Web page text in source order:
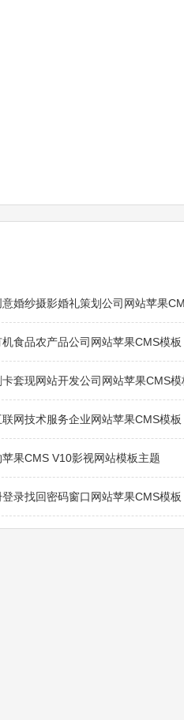
婚纱摄影婚礼策划公司网站苹果
食品农产品公司网站苹果CMS模板
套现网站开发公司网站苹果CMS模
网技术服务企业网站苹果CMS模板
果CMS V10影视网站模板主题
录找回密码窗口网站苹果CMS模板